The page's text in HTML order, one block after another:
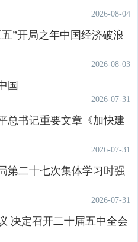
中国共产党发展党员工
办公厅印发《美丽中国
2026-05-07
更多
量率发布系统
辐射环境
生态环境执法
生态环境投诉举报
秀共产党员、优秀党务
织的决定
”表彰大会发言摘登
2026-08-04
”开局之年中国经济破浪
2026-08-03
国
2026-07-31
总书记重要文章《加快建
2026-07-31
第二十七次集体学习时强
2026-07-31
决定召开二十届五中全会